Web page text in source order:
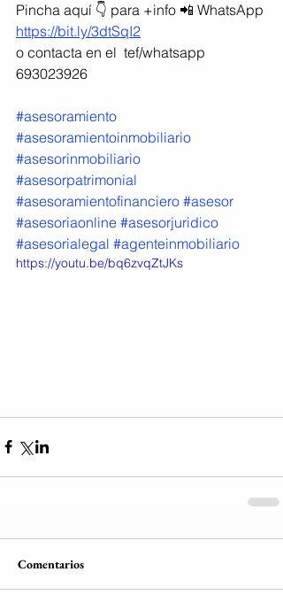
Pincha aquí 👇 para +info 📲 WhatsApp
https://bit.ly/3dtSqI2
o contacta en el  tef/whatsapp
693023926
#asesoramiento
#asesoramientoinmobiliario
#asesorinmobiliario
#asesorpatrimonial
#asesoramientofinanciero #asesor
#asesoriaonline #asesorjuridico
#asesorialegal #agenteinmobiliario
https://youtu.be/bq6zvqZtJKs
Comentarios